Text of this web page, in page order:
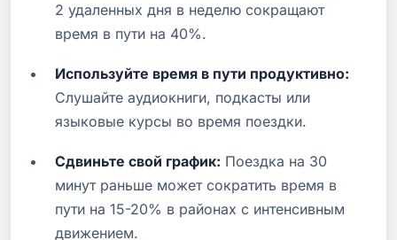
2 удаленных дня в неделю сокращают
время в пути на 40%.
Используйте время в пути продуктивно:
Слушайте аудиокниги, подкасты или
языковые курсы во время поездки.
Сдвиньте свой график: Поездка на 30
минут раньше может сократить время в
пути на 15-20% в районах с интенсивным
движением.